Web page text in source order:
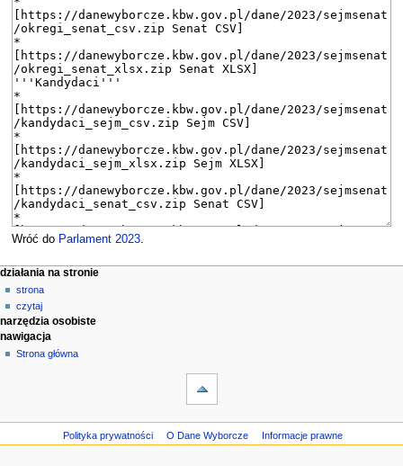
Wróć do Parlament 2023.
M
e
n
u
n
działania na stronie
strona
czytaj
narzędzia osobiste
nawigacja
Strona główna
Polityka prywatności O Dane Wyborcze Informacje prawne